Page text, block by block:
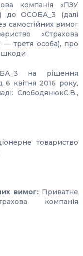
компанія «ПЗУ
до ОСОБА_3 (далі
самостійних вимог
«Страхова
— третя особа), про
шкоди
на рішення
6 квітня 2016 року,
СлободянюкС.В.,
товариство
вимог:Приватне
компанія